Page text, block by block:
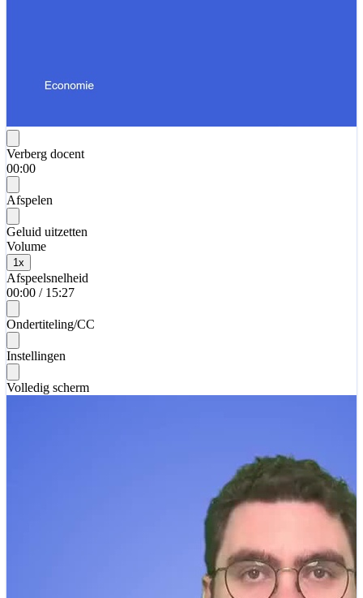
Verberg docent
00:00
Afspelen
Geluid uitzetten
Volume
1 x
Afspeelsnelheid
00:00 / 15:27
Ondertiteling/CC
Instellingen
Volledig scherm